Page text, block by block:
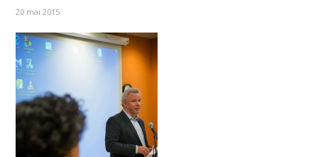
20 mai 2015